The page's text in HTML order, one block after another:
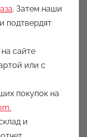
. Затем наши
подтвердят
сайте
или с
покупок на
и